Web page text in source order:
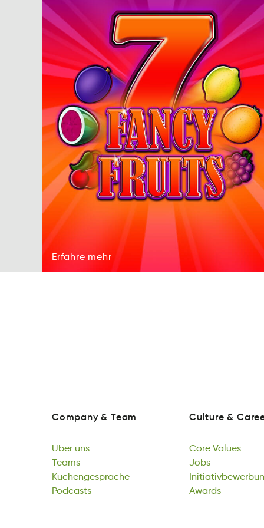
Erfahre
Erfahre mehr
Company & Team
Über
Über
uns
uns
Tseam
Teams
Küchengespräche
epcKshcregenüäh
Küchengespräche
Podcasts
Paosctsd
Podcasts
Culture &
Core
Core
Values
Values
sobJ
Jobs
Awards
sAward
Awards